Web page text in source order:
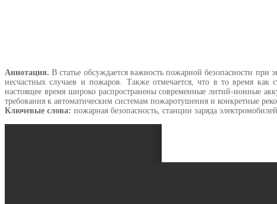
Аннотация. В статье обсуждается важность пожарной безопасности при
несчастных случаев и пожаров. Также отмечается, что в то время как
настоящее время широко распространены современные литий-ионные
требования к автоматическим системам пожаротушения и конкретные
Ключевые слова: пожарная безопасность, станции заряда